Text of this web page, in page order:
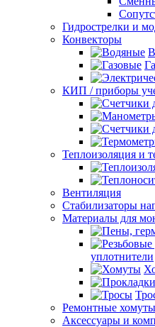
Гидрострелки и
Конвекторы
КИП / приборы
Теплоизоляция и
Вентиляция
Стабилизаторы
Материалы для
уплотнители
Ремонтные
Аксессуары и